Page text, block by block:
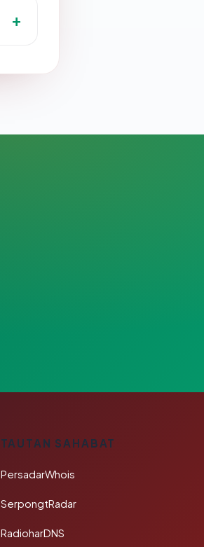
TAUTAN SAHABAT
PersadarWhois
SerpongtRadar
RadioharDNS